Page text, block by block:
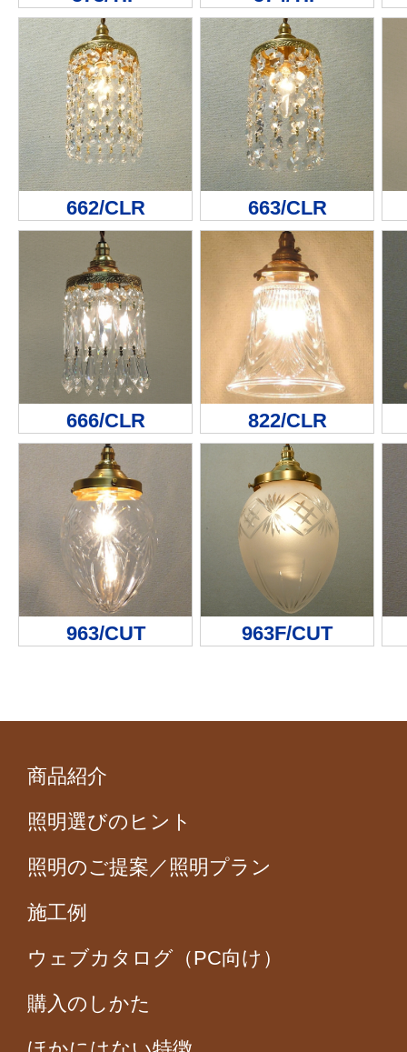
662/CLR 663/CLR
666/CLR 822/CLR
963/CUT 963F/CUT
商品紹介
照明選びのヒント
照明のご提案／照明プラン
施工例
ウェブカタログ（PC向け）
購入のしかた